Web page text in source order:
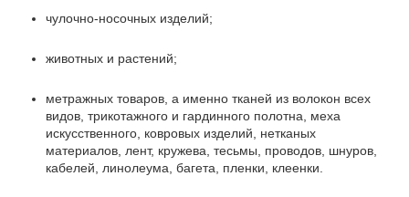
чулочно-носочных изделий;
животных и растений;
метражных товаров, а именно тканей из волокон всех
видов, трикотажного и гардинного полотна, меха
искусственного, ковровых изделий, нетканых
материалов, лент, кружева, тесьмы, проводов, шнуров,
кабелей, линолеума, багета, пленки, клеенки.